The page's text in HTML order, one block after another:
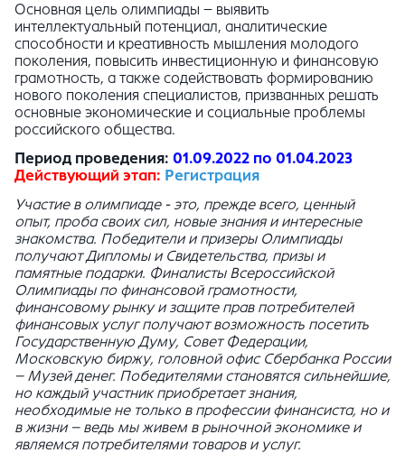
Основная цель олимпиады – выявить
интеллектуальный потенциал, аналитические
способности и креативность мышления молодого
поколения, повысить инвестиционную и финансовую
грамотность, а также содействовать формированию
нового поколения специалистов, призванных решать
основные экономические и социальные проблемы
российского общества.
Период проведения: 01.09.2022 по 01.04.2023
Действующий этап: Регистрация
Участие в олимпиаде - это, прежде всего, ценный
опыт, проба своих сил, новые знания и интересные
знакомства. Победители и призеры Олимпиады
получают Дипломы и Свидетельства, призы и
памятные подарки. Финалисты Всероссийской
Олимпиады по финансовой грамотности,
финансовому рынку и защите прав потребителей
финансовых услуг получают возможность посетить
Государственную Думу, Совет Федерации,
Московскую биржу, головной офис Сбербанка России
– Музей денег. Победителями становятся сильнейшие,
но каждый участник приобретает знания,
необходимые не только в профессии финансиста, но и
в жизни – ведь мы живем в рыночной экономике и
являемся потребителями товаров и услуг.